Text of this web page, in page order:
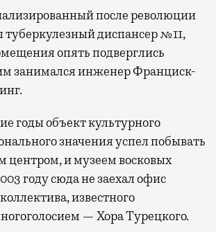
после революции
туберкулезный диспансер №11,
опять подверглись
занимался инженер Франциск-
годы объект культурного
значения успел побывать
центром, и музеем восковых
году сюда не заехал офис
известного
— Хора Турецкого.